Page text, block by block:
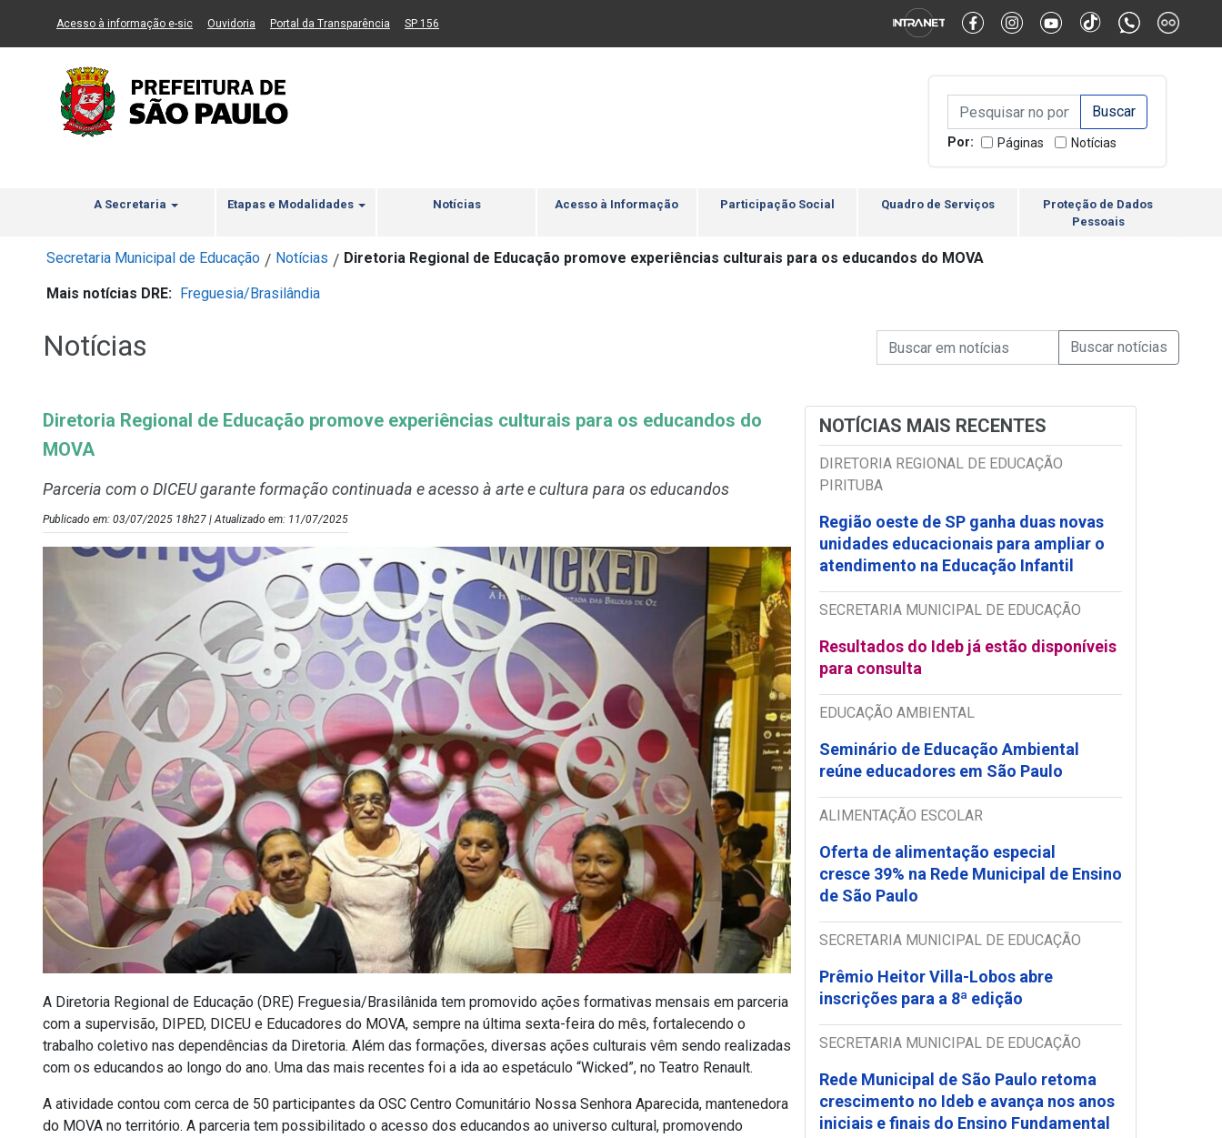
Ir ao Conteúdo Ir para menu principal 2 Ir para busca Ir para rodapé Alternar Alto Contraste Alternar Tamanho da Fonte
Acesso à informação e-sic(Link para um novo sítio)
Ouvidoria (Link para um novo sítio)
Portal da Transparência (Link para um novo sítio)
SP 156
Campo de Busca de
Campo de Busca de informaçõesEnviar a Busca
Por: Páginas Notícias
A Secretaria Etapas e Modalidades Notícias Acesso à Informação Participação Social Quadro de Serviços
Proteção de Dados
Pessoais
Secretaria Municipal de Educação / Notícias / Diretoria Regional de Educação promove experiências culturais para os educandos do MOVA
Mais notícias DRE: Freguesia/Brasilândia
Notícias Campo de Busca de Notícias
Campo de Busca de informaçõesEnviar a Busca de
Diretoria Regional de Educação promove experiências culturais para os educandos do
MOVA
Parceria com o DICEU garante formação continuada e acesso à arte e cultura para os educandos
Publicado em: 03/07/2025 18h27 | Atualizado em: 11/07/2025
A Diretoria Regional de Educação (DRE) Freguesia/Brasilânida tem promovido ações formativas mensais em parceria
com a supervisão, DIPED, DICEU e Educadores do MOVA, sempre na última sexta-feira do mês, fortalecendo o
trabalho coletivo nas dependências da Diretoria. Além das formações, diversas ações culturais vêm sendo realizadas
com os educandos ao longo do ano. Uma das mais recentes foi a ida ao espetáculo “Wicked”, no Teatro Renault.
A atividade contou com cerca de 50 participantes da OSC Centro Comunitário Nossa Senhora Aparecida, mantenedora
do MOVA no território. A parceria tem possibilitado o acesso dos educandos ao universo cultural, promovendo
NOTÍCIAS MAIS RECENTES
DIRETORIA REGIONAL DE EDUCAÇÃO
PIRITUBA
Região oeste de SP ganha duas novas
unidades educacionais para ampliar o
atendimento na Educação Infantil
SECRETARIA MUNICIPAL DE EDUCAÇÃO
Resultados do Ideb já estão disponíveis
para consulta
EDUCAÇÃO AMBIENTAL
Seminário de Educação Ambiental
reúne educadores em São Paulo
ALIMENTAÇÃO ESCOLAR
Oferta de alimentação especial
cresce 39% na Rede Municipal de Ensino
de São Paulo
SECRETARIA MUNICIPAL DE EDUCAÇÃO
Prêmio Heitor Villa-Lobos abre
inscrições para a 8ª edição
SECRETARIA MUNICIPAL DE EDUCAÇÃO
Rede Municipal de São Paulo retoma
crescimento no Ideb e avança nos anos
iniciais e finais do Ensino Fundamental